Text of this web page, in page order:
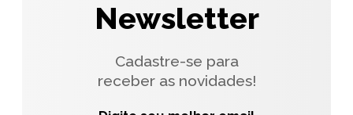
Newsletter
Cadastre-se para
receber as novidades!